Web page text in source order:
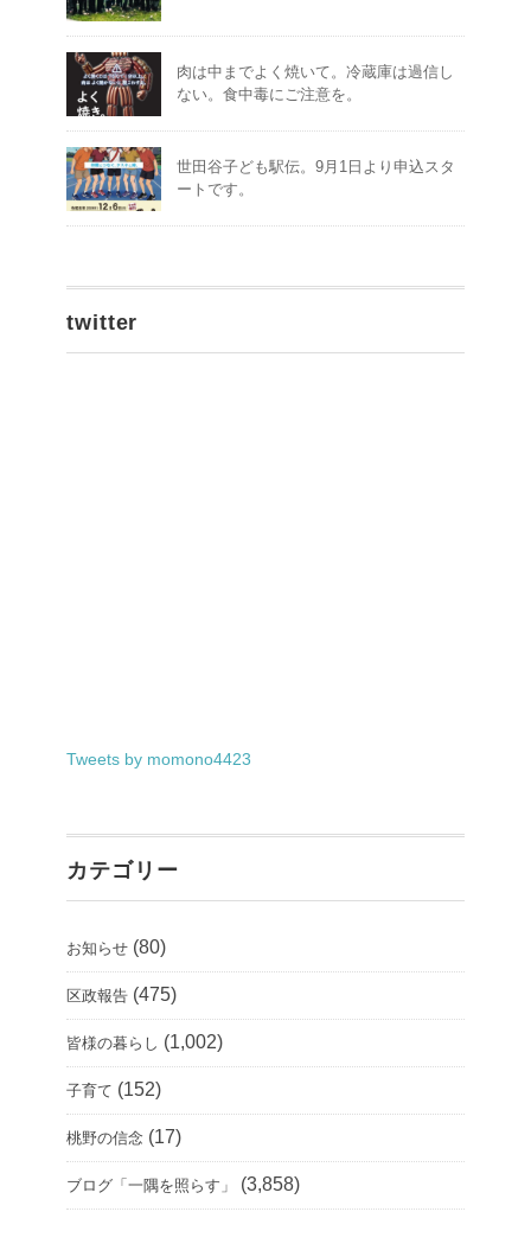
肉は中までよく焼いて。冷蔵庫は過信し
ない。食中毒にご注意を。
世田谷子ども駅伝。9月1日より申込スタ
ートです。
twitter
Tweets by momono4423
カテゴリー
お知らせ (80)
区政報告 (475)
皆様の暮らし (1,002)
子育て (152)
桃野の信念 (17)
ブログ「一隅を照らす」 (3,858)